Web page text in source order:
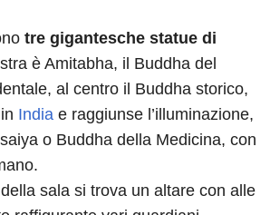
tre gigantesche statue di
è Amitabha, il Buddha del
al centro il Buddha storico,
India e raggiunse l’illuminazione,
o Buddha della Medicina, con
sala si trova un altare con alle